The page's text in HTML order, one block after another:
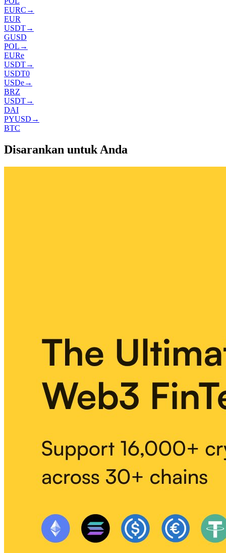
EURC →
EUR
USDT→
GUSD
POL →
EURe
USDT→
USDT0
USDe→
BRZ
USDT→
DAI
PYUSD →
BTC
Disarankan untuk Anda